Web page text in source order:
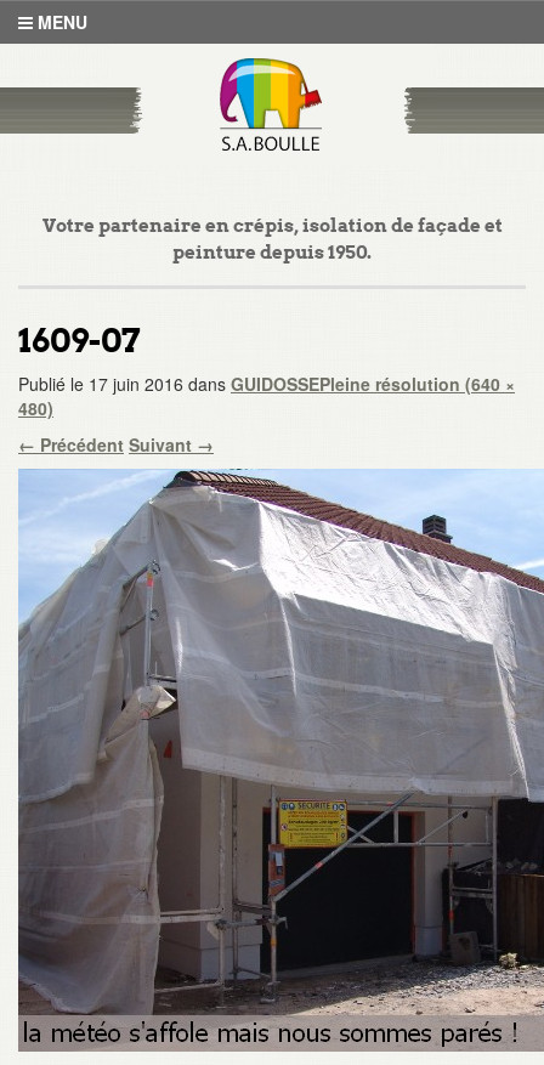
MENU
Votre partenaire en crépis, isolation de façade et
peinture depuis 1950.
1609-07
Publié le 17 juin 2016 dans GUIDOSSEPleine résolution (640 ×
480)
← Précédent Suivant →